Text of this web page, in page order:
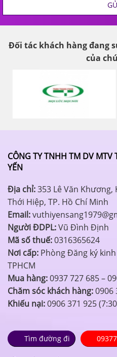
Đối tác khách hàng đang
của
CÔNG TY TNHH TM DV MTV
YẾN
Địa chỉ:353 Lê Văn
Thới Hiệp, TP. Hồ Chí Minh
Email:
Người ĐDPL:Vũ Đình Định
Mã số thuế:0316365624
Nơi cấp: Phòng Đăng ký
TPHCM
Mua hàng:0937 727 685 –
Chăm sóc khách hàng:0906
Khiếu nại:0906 371 925
Tìm đường đi